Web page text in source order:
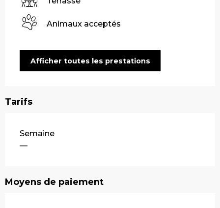
Animaux acceptés
Afficher toutes les prestations
Tarifs
Tarifs 2026
Semaine
—
Moyens de paiement